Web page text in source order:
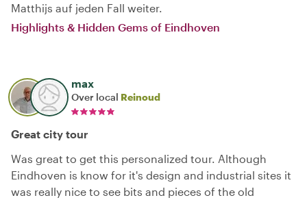
Matthijs auf jeden Fall weiter.
Highlights & Hidden Gems of Eindhoven
max
Over local Reinoud
Great city tour
Was great to get this personalized tour. Although
Eindhoven is know for it's design and industrial sites it
was really nice to see bits and pieces of the old